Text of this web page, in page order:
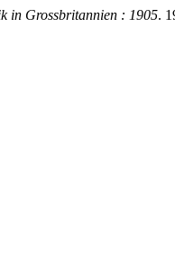
in Grossbritannien : 1905.